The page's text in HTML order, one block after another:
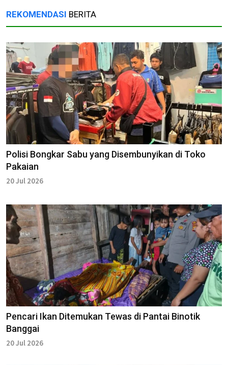
REKOMENDASI BERITA
Polisi Bongkar Sabu yang Disembunyikan di Toko
Pakaian
20 Jul 2026
Pencari Ikan Ditemukan Tewas di Pantai Binotik
Banggai
20 Jul 2026